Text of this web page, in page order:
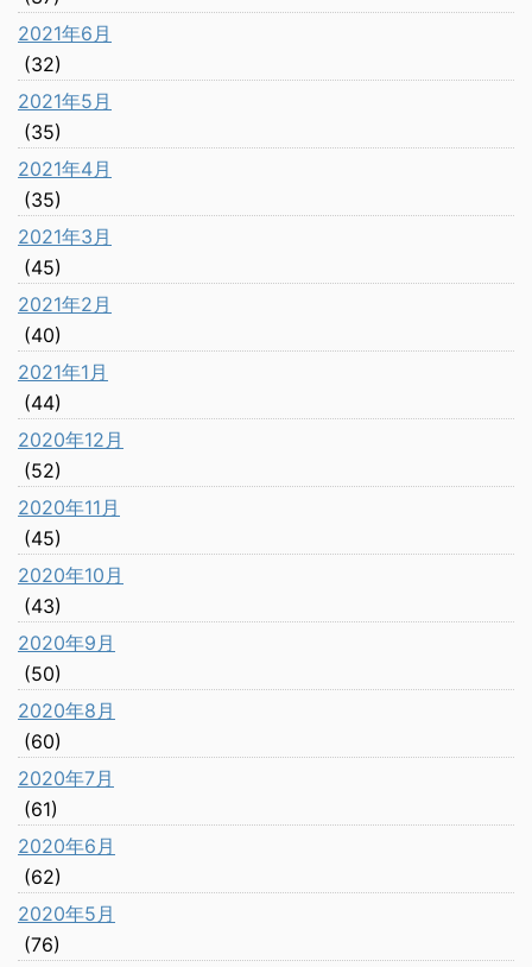
2021年6月
(32)
2021年5月
(35)
2021年4月
(35)
2021年3月
(45)
2021年2月
(40)
2021年1月
(44)
2020年12月
(52)
2020年11月
(45)
2020年10月
(43)
2020年9月
(50)
2020年8月
(60)
2020年7月
(61)
2020年6月
(62)
2020年5月
(76)